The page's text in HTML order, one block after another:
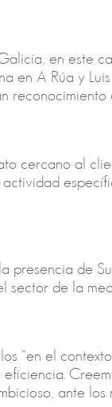
en este
en A Rúa y
reconocimiento
cercano al
presencia de
sector de la
“en el
ante los